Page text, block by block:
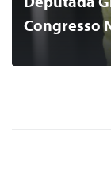
Congresso